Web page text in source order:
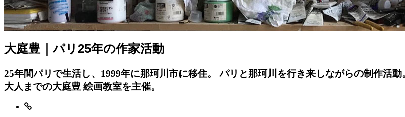
大庭豊｜パリ25年の作家活動
25年間パリで生活し、1999年に那珂川市に移住。 パリと那珂川を行き来しながらの制作活
大人までの大庭豊 絵画教室を主催。